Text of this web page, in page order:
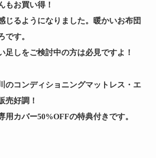
もお買い得！
じるようになりました。暖かいお布団
です。
足しをご検討中の方は必見ですよ！
のコンディショニングマットレス・エ
売好調！
用カバー50%OFFの特典付きです。